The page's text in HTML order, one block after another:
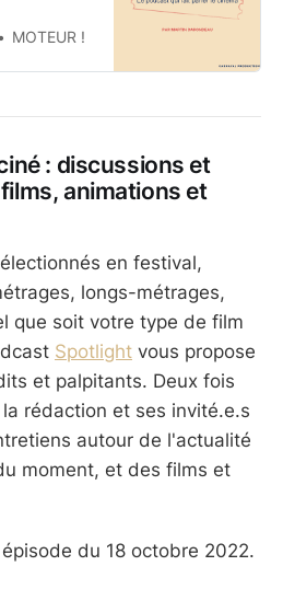
Hall
MOTEUR !
: discussions et
animations et
en festival,
longs-métrages,
que soit votre type de film
Spotlight vous propose
et palpitants. Deux fois
rédaction et ses invité.e.s
autour de l'actualité
moment, et des films et
du 18 octobre 2022.